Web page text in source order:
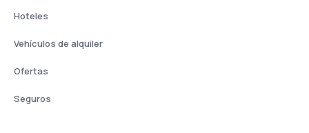
Hoteles
Vehículos de alquiler
Ofertas
Seguros